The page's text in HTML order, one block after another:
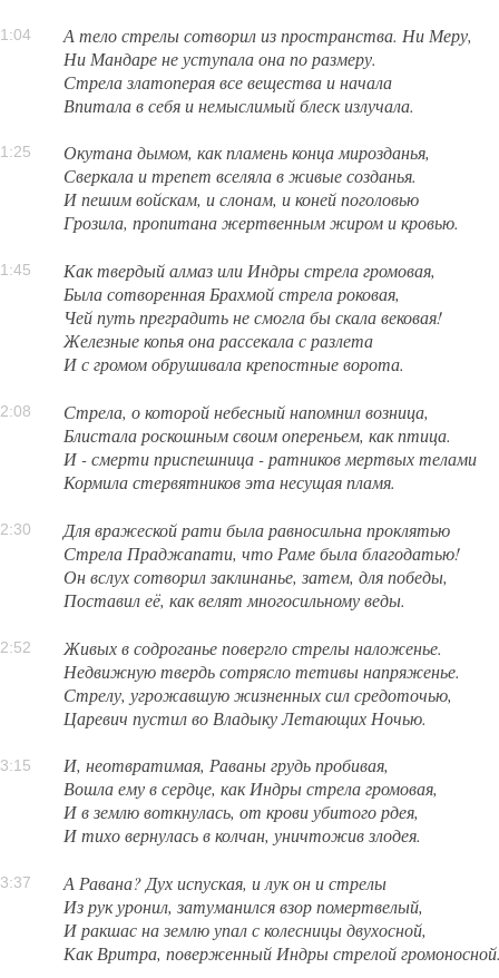
А тело стрелы сотворил из пространства. Ни Меру,
Ни Мандаре не уступала она по размеру.
Стрела златоперая все вещества и начала
Впитала в себя и немыслимый блеск излучала.
Окутана дымом, как пламень конца мирозданья,
Сверкала и трепет вселяла в живые созданья.
И пешим войскам, и слонам, и коней поголовью
Грозила, пропитана жертвенным жиром и кровью.
Как твердый алмаз или Индры стрела громовая,
Была сотворенная Брахмой стрела роковая,
Чей путь преградить не смогла бы скала вековая!
Железные копья она рассекала с разлета
И с громом обрушивала крепостные ворота.
Стрела, о которой небесный напомнил возница,
Блистала роскошным своим опереньем, как птица.
И - смерти приспешница - ратников мертвых телами
Кормила стервятников эта несущая пламя.
Для вражеской рати была равносильна проклятью
Стрела Праджапати, что Раме была благодатью!
Он вслух сотворил заклинанье, затем, для победы,
Поставил её, как велят многосильному веды.
Живых в содроганье повергло стрелы наложенье.
Недвижную твердь сотрясло тетивы напряженье.
Стрелу, угрожавшую жизненных сил средоточью,
Царевич пустил во Владыку Летающих Ночью.
И, неотвратимая, Раваны грудь пробивая,
Вошла ему в сердце, как Индры стрела громовая,
И в землю воткнулась, от крови убитого рдея,
И тихо вернулась в колчан, уничтожив злодея.
А Равана? Дух испуская, и лук он и стрелы
Из рук уронил, затуманился взор помертвелый,
И ракшас на землю упал с колесницы двухосной,
Как Вритра, поверженный Индры стрелой